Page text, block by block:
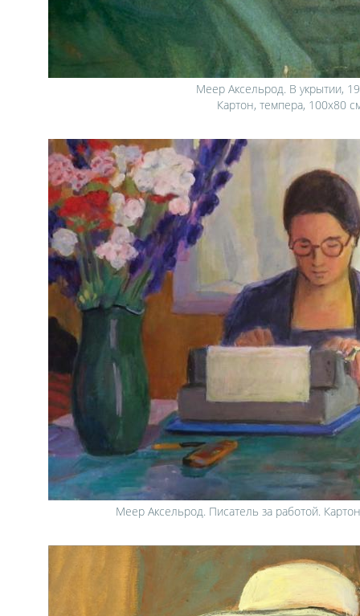
Меер Аксельрод. В укрытии,
Картон, темпера, 100x80
Меер Аксельрод. Писатель за работой.